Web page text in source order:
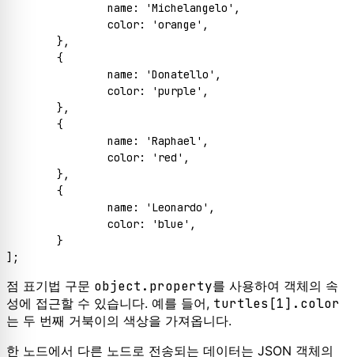
name : 'Michelangelo' ,
color: 'orange' ,
name : 'Donatello' ,
color: 'purple' ,
name : 'Raphael' ,
color: 'red' ,
name : 'Leonardo' ,
color: 'blue' ,
점 표기법 구문 object.property를 사용하여 객체의 속
성에 접근할 수 있습니다. 예를 들어, turtles[1].color
는 두 번째 거북이의 색상을 가져옵니다.
한 노드에서 다른 노드로 전송되는 데이터는 JSON 객체의